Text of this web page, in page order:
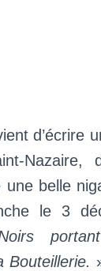
d’écrire
Nazaire,
belle
le 3
Bouteillerie.